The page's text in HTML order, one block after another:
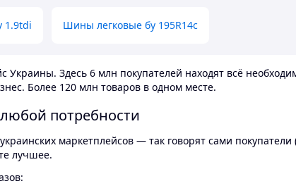
1.9tdi Шины легковые бу 195R14c
Здесь 6 млн покупателей находят всё
Более 120 млн товаров в одном месте.
потребности
маркетплейсов — так говорят сами
лучшее.